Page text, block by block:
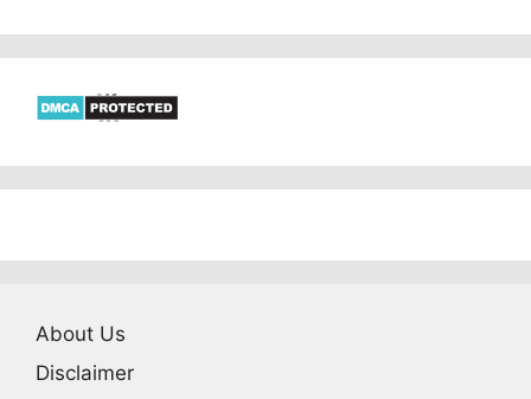
About Us
Disclaimer